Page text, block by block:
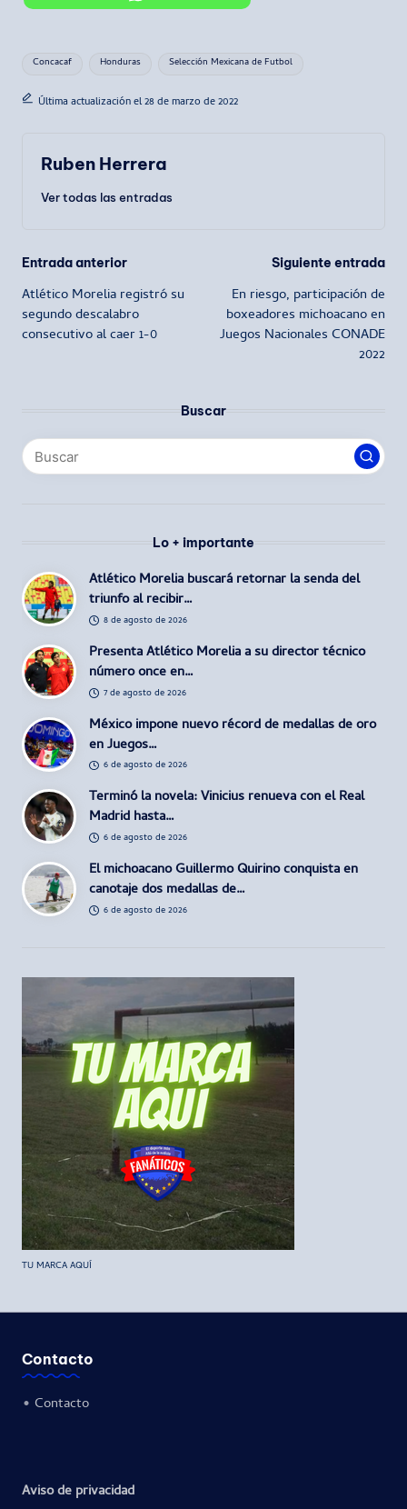
Etiquetas:
Concacaf Honduras Selección Mexicana de Futbol
Última actualización el 28 de marzo de 2022
Ruben Herrera
Ver todas las entradas
Navegación
de
entradas
Entrada anterior
Atlético Morelia registró su
segundo descalabro
consecutivo al caer 1-0
Siguiente entrada
En riesgo, participación de
boxeadores michoacano en
Juegos Nacionales CONADE
2022
Buscar
Lo + importante
Atlético Morelia buscará retornar la senda del
triunfo al recibir…
8 de agosto de 2026
Presenta Atlético Morelia a su director técnico
número once en…
7 de agosto de 2026
México impone nuevo récord de medallas de oro
en Juegos…
6 de agosto de 2026
Terminó la novela: Vinicius renueva con el Real
Madrid hasta…
6 de agosto de 2026
El michoacano Guillermo Quirino conquista en
canotaje dos medallas de…
6 de agosto de 2026
TU MARCA AQUÍ
Contacto
• Contacto
Aviso de privacidad